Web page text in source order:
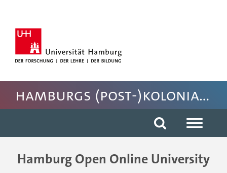
Fussbereich der Seite anspringen
Hamburgs (post-)koloniales Erbe
Hamburg Open Online University